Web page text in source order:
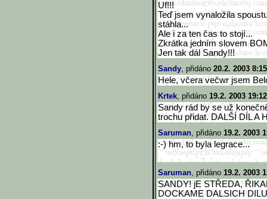
Uf!!!
Teď jsem vynaložila
stáhla...
Ale i za ten čas to stojí...
Zkrátka jedním slovem
Jen tak dál Sandy!!!
Sandy, přidáno 20.2. 2003
Hele, včera večwr jsem
Krtek, přidáno 19.2. 2003
Sandy rád by se už
trochu přidat. DALŠÍ DÍL A
Saruman, přidáno 19.2. 2003
:-) hm, to byla legrace...
Saruman, přidáno 19.2. 2003
SANDY! jE STŘEDA,
DOCKAME DALSICH